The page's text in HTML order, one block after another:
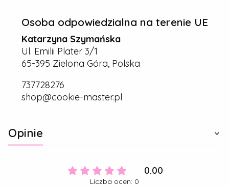
Osoba odpowiedzialna na terenie UE
Katarzyna Szymańska
Ul. Emilii Plater 3/1
65-395 Zielona Góra, Polska
737728276
shop@cookie-master.pl
Opinie
0.00
Liczba ocen: 0